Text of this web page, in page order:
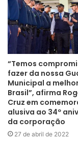
“Temos
fazer da nossa
Municipal a
Brasil”, afirma
Cruz em
alusiva ao 34º
da corporação
27 de abril de 2022